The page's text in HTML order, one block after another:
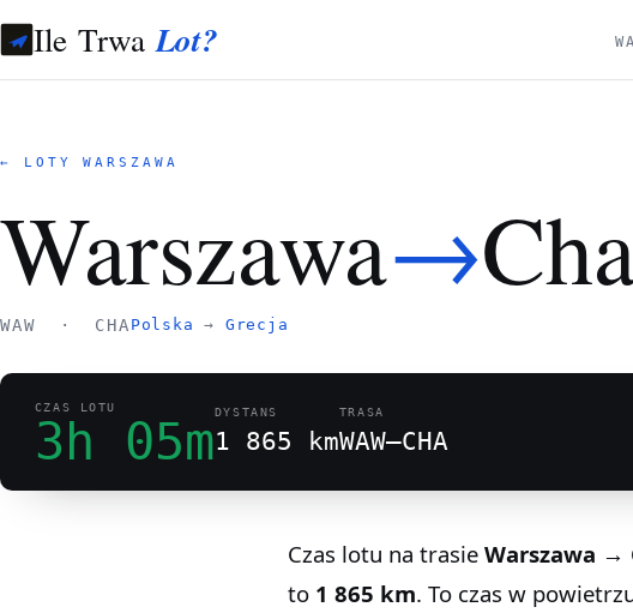
Ile TrwaLot?
← LOTY WARSZAWA
Warszawa→
WAW · CHA Polska → Grecja
CZAS LOTU
3h 05m
DYSTANS
1 865 km
TRASA
WAW–CHA
Czas lotu na trasie Warszawa →
to 1 865 km. To czas w